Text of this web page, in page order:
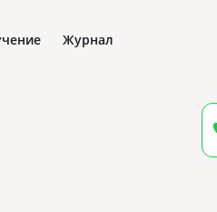
Журнал